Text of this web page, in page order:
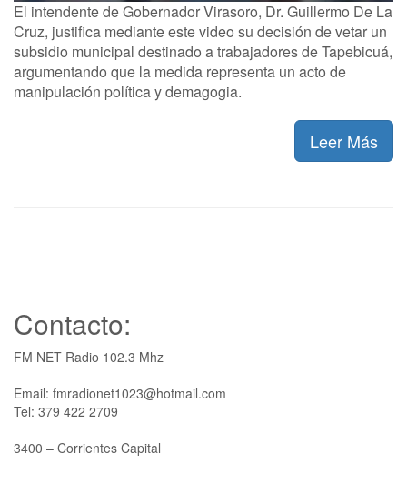
El intendente de Gobernador Virasoro, Dr. Guillermo De La
Cruz, justifica mediante este video su decisión de vetar un
subsidio municipal destinado a trabajadores de Tapebicuá,
argumentando que la medida representa un acto de
manipulación política y demagogia.
Leer Más
Contacto:
FM NET Radio 102.3 Mhz
Email: fmradionet1023@hotmail.com
Tel: 379 422 2709
3400 – Corrientes Capital